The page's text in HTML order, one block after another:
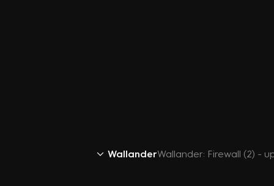
WallanderWallander: Firewall (2) -